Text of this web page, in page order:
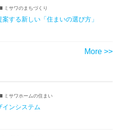
ミサワのまちづくり
案する新しい「住まいの選び方」
More >>
ミサワホームの住まい
インシステム